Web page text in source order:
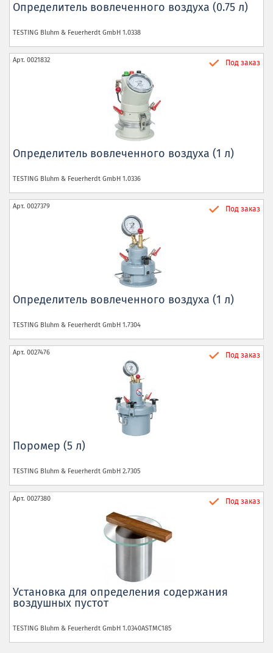
Определитель вовлеченного воздуха (0.75 л)
TESTING Bluhm & Feuerherdt GmbH 1.0338
Арт. 0021832 Под заказ
Определитель вовлеченного воздуха (1 л)
TESTING Bluhm & Feuerherdt GmbH 1.0336
Арт. 0027379 Под заказ
Определитель вовлеченного воздуха (1 л)
TESTING Bluhm & Feuerherdt GmbH 1.7304
Арт. 0027476 Под заказ
Поромер (5 л)
TESTING Bluhm & Feuerherdt GmbH 2.7305
Арт. 0027380 Под заказ
Установка для определения содержания
воздушных пустот
TESTING Bluhm & Feuerherdt GmbH 1.0340ASTMC185